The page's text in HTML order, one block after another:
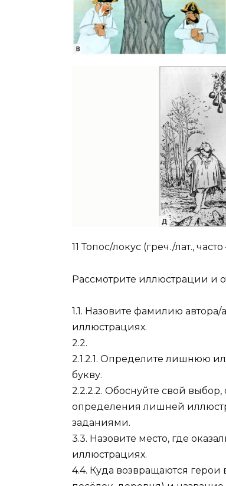
11 Топос/локус (греч./лат.,
Рассмотрите иллюстрации и
1.1. Назовите фамилию
иллюстрациях.
2.2.
2.1.2.1. Определите лишнюю
букву.
2.2.2.2. Обоснуйте свой
определения лишней
заданиями.
3.3. Назовите место, где
иллюстрациях.
4.4. Куда возвращаются